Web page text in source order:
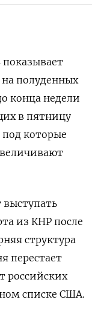
полуденных
конца недели
в пятницу
которые
выступать
из КНР после
структура
перестает
российских
списке США.